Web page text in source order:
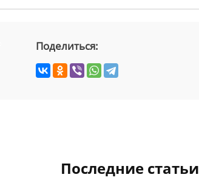
Поделиться:
Последние статьи